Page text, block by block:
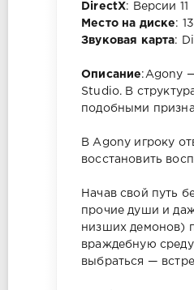
DirectX: Версии 11
Место на диске:
Звуковая карта:
Описание:Agony
Studio. В
подобными
В Agony игроку
восстановить
Начав свой путь
прочие души и
низших демонов)
враждебную
выбраться —